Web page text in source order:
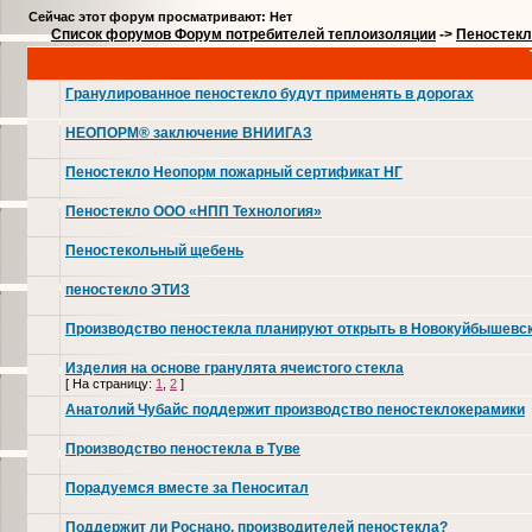
Сейчас этот форум просматривают: Нет
Список форумов Форум потребителей теплоизоляции ->
Гранулированное пеностекло будут применять в дорогах
НЕОПОРМ® заключение ВНИИГАЗ
Пеностекло Неопорм пожарный сертификат НГ
Пеностекло ООО «НПП Технология»
Пеностекольный щебень
пеностекло ЭТИЗ
Производство пеностекла планируют открыть в
Изделия на основе гранулята ячеистого стекла
[ На страницу: 1 2 ]
Анатолий Чубайс поддержит производство пеностеклокерамики
Производство пеностекла в Туве
Порадуемся вместе за Пеноситал
Поддержит ли Роснано, производителей пеностекла?